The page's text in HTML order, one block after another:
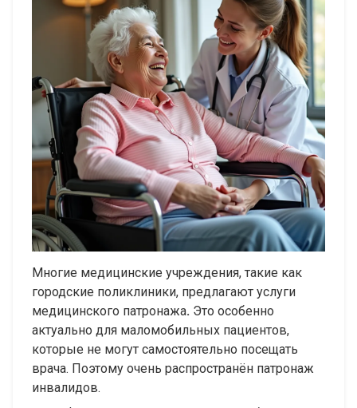
Многие медицинские учреждения, такие как
городские поликлиники, предлагают услуги
медицинского патронажа. Это особенно
актуально для маломобильных пациентов,
которые не могут самостоятельно посещать
врача. Поэтому очень распространён патронаж
инвалидов.